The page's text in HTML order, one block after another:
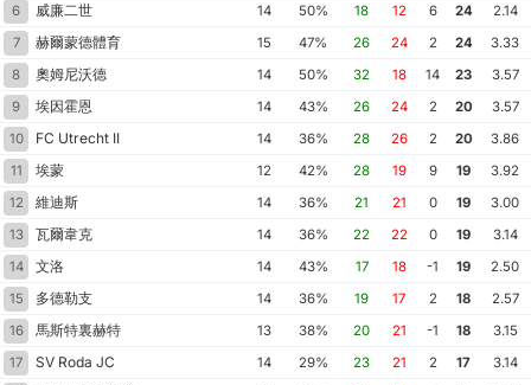
6
威廉二世 14 50% 18 12 6 24
2.14
7
赫爾蒙德體育 15 47% 26 24 2 24
3.33
8
奧姆尼沃德 14 50% 32 18 14 23
3.57
9
埃因霍恩 14 43% 26 24 2 20
3.57
10
FC Utrecht II 14 36% 28 26 2 20
3.86
11
埃蒙 12 42% 28 19 9 19
3.92
12
維迪斯 14 36% 21 21 0 19
3.00
13
瓦爾韋克 14 36% 22 22 0 19
3.14
14
文洛 14 43% 17 18 -1 19
2.50
15
多德勒支 14 36% 19 17 2 18
2.57
16
馬斯特裏赫特 13 38% 20 21 -1 18
3.15
17
SV Roda JC 14 29% 23 21 2 17
3.14